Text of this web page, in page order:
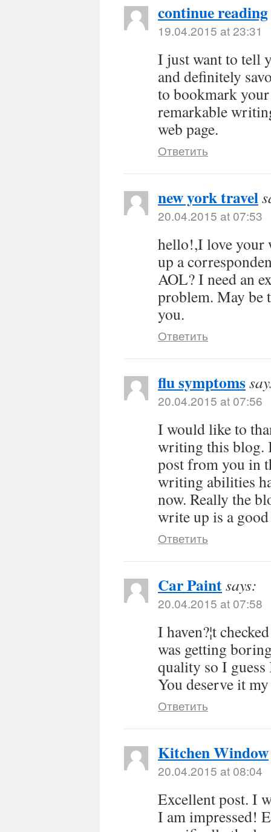
continue reading
19.04.2015 at 23:31
I just want to tell
and definitely
to bookmark
remarkable
web page.
Ответить
new york travel
20.04.2015 at 07:53
hello!,I love your
up a
AOL? I need an
problem. May be
you.
Ответить
flu symptoms
20.04.2015 at 07:56
I would like to
writing this blog.
post from you in
writing abilities
now. Really the
write up is a
Ответить
Car Paintsays:
20.04.2015 at 07:58
I haven?¦t
was getting
quality so I
You deserve it
Ответить
Kitchen Window
20.04.2015 at 08:04
Excellent post. I
I am impressed!